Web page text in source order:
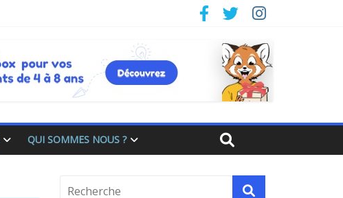
QUI SOMMES NOUS ?